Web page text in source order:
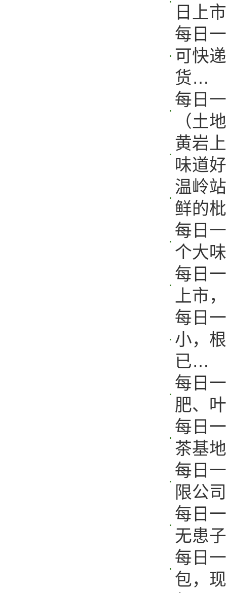
日上
每日
可快
货…
每日
（土
黄岩
味道
温岭
鲜的
每日
个大
每日
上市
每日
小，
已…
每日
肥、
每日
茶基
每日
限公
每日
无患
每日
包，